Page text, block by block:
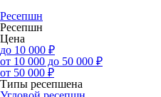
Ресепшн
Ресепшн
Цена
до 10 000 ₽
от 10 000 до 50 000 ₽
от 50 000 ₽
Типы ресепшена